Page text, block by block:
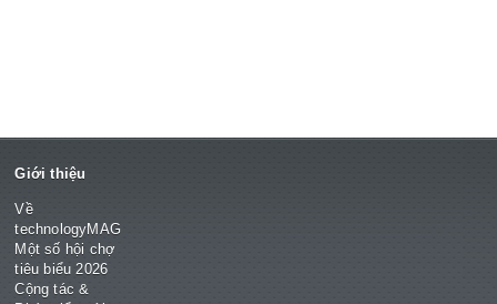
Giới thiệu
Về
technologyMAG
Một số hội chợ
tiêu biểu 2026
Cộng tác &